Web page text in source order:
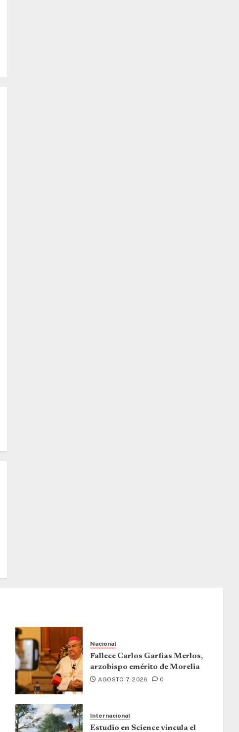
Nacional
Fallece Carlos Garfias Merlos,
arzobispo emérito de Morelia
AGOSTO 7, 2026 0
Internacional
Estudio en Science vincula el